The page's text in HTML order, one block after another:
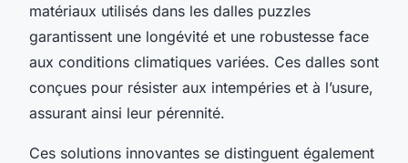
matériaux utilisés dans les dalles puzzles
garantissent une longévité et une robustesse face
aux conditions climatiques variées. Ces dalles sont
conçues pour résister aux intempéries et à l’usure,
assurant ainsi leur pérennité.
Ces solutions innovantes se distinguent également